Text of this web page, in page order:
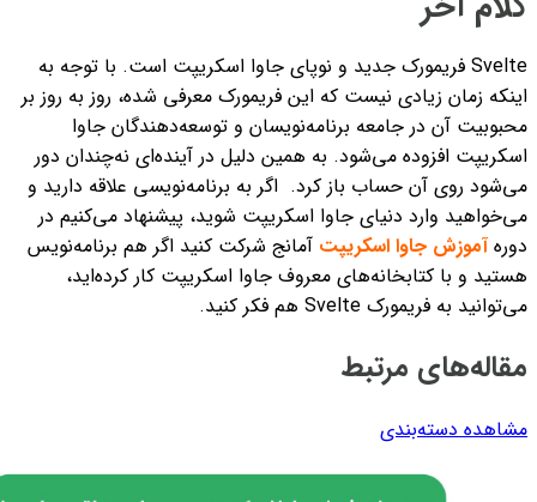
Svelte فریمورک جدید و نوپای جاوا اسکریپت است. با توجه به
اینکه زمان زیادی نیست که این فریمورک معرفی شده، روز به روز بر
محبوبیت آن در جامعه برنامه‌نویسان و توسعه‌دهندگان جاوا
اسکریپت افزوده می‌شود. به همین دلیل در آینده‌ای نه‌چندان دور
می‌شود روی آن حساب باز کرد. اگر به برنامه‌نویسی علاقه دارید و
می‌خواهید وارد دنیای جاوا اسکریپت شوید، پیشنهاد می‌کنیم در
دورهآموزش جاوا اسکریپت آمانج شرکت کنید اگر هم برنامه‌نویس
هستید و با کتابخانه‌های معروف جاوا اسکریپت کار کرده‌اید،
می‌توانید به فریمورک Svelte هم فکر کنید.
مقاله‌های مرتبط
مشاهده دسته‌بندی